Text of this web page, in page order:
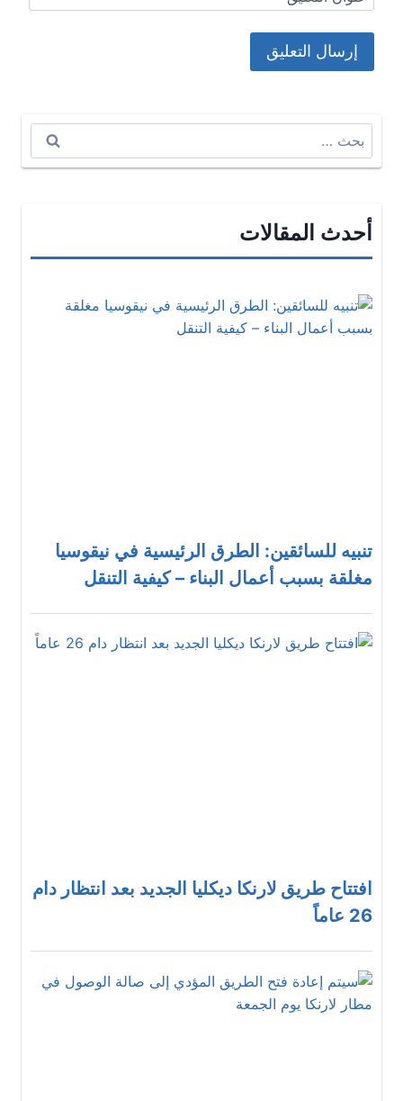
عن:
أحدث المقالات
تنبيه للسائقين: الطرق الرئيسية في نيقوسيا
مغلقة بسبب أعمال البناء – كيفية التنقل
افتتاح طريق لارنكا ديكليا الجديد بعد انتظار دام
26 عاماً